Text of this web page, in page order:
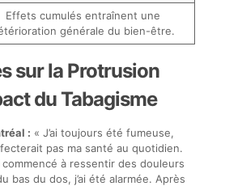
Effets cumulés entraînent une
générale du bien-être.
sur la Protrusion
du Tabagisme
: « J’ai toujours été fumeuse,
pas ma santé au quotidien.
commencé à ressentir des douleurs
bas du dos, j’ai été alarmée. Après